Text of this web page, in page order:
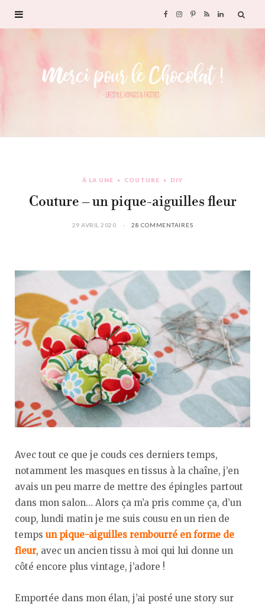
F
c
k
I P
n
R
S
L
À LA UNE COUTURE DIY
Couture – un pique-aiguilles fleur
29 AVRIL 2020 28 COMMENTAIRES
Avec tout ce que je couds ces derniers temps,
notamment les masques en tissus à la chaîne, j’en
avais un peu marre de mettre des épingles partout
dans mon salon… Alors ça m’a pris comme ça, d’un
coup, lundi matin je me suis cousu en un rien de
temps un pique-aiguilles rembourré en forme de
fleur, avec un ancien tissu à moi qui lui donne un
côté encore plus vintage, j’adore !
Emportée dans mon élan, j’ai posté une story sur